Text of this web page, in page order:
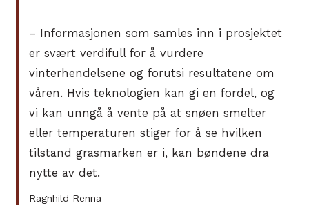
– Informasjonen som samles inn i prosjektet
er svært verdifull for å vurdere
vinterhendelsene og forutsi resultatene om
våren. Hvis teknologien kan gi en fordel, og
vi kan unngå å vente på at snøen smelter
eller temperaturen stiger for å se hvilken
tilstand grasmarken er i, kan bøndene dra
nytte av det.
Ragnhild Renna